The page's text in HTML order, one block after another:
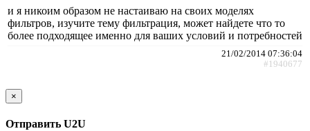
и я никоим образом не настаиваю на своих моделях
фильтров, изучите тему фильтрация, может найдете что то
более подходящее именно для ваших условий и потребностей
21/02/2014 07:36:04
#1940677
×
Отправить U2U